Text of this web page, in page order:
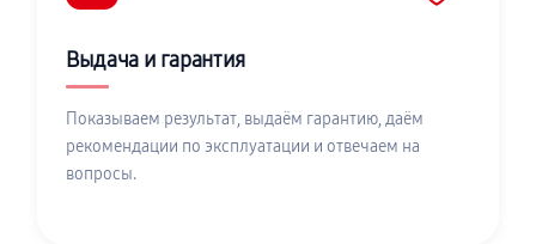
Выдача и гарантия
Показываем результат, выдаём гарантию, даём
рекомендации по эксплуатации и отвечаем на
вопросы.